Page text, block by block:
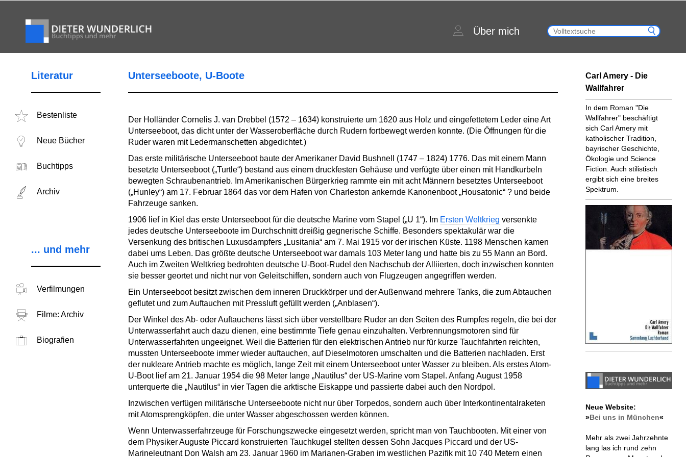
Über mich
Literatur
Bestenliste
Neue Bücher
Buchtipps
Archiv
... und mehr
Verfilmungen
Filme: Archiv
Biografien
Unterseeboote, U-Boote
Der Holländer Cornelis J. van Drebbel (1572 – 1634) konstruierte um 1620 aus Holz und eingefettetem Leder eine Art
Unterseeboot, das dicht unter der Wasseroberfläche durch Rudern fortbewegt werden konnte. (Die Öffnungen für die
Ruder waren mit Ledermanschetten abgedichtet.)
Das erste militärische Unterseeboot baute der Amerikaner David Bushnell (1747 – 1824) 1776. Das mit einem Mann
besetzte Unterseeboot („Turtle“) bestand aus einem druckfesten Gehäuse und verfügte über einen mit Handkurbeln
bewegten Schraubenantrieb. Im Amerikanischen Bürgerkrieg rammte ein mit acht Männern besetztes Unterseeboot
(„Hunley“) am 17. Februar 1864 das vor dem Hafen von Charleston ankernde Kanonenboot „Housatonic“ ? und beide
Fahrzeuge sanken.
1906 lief in Kiel das erste Unterseeboot für die deutsche Marine vom Stapel („U 1“). Im Ersten Weltkrieg versenkte
jedes deutsche Unterseeboote im Durchschnitt dreißig gegnerische Schiffe. Besonders spektakulär war die
Versenkung des britischen Luxusdampfers „Lusitania“ am 7. Mai 1915 vor der irischen Küste. 1198 Menschen kamen
dabei ums Leben. Das größte deutsche Unterseeboot war damals 103 Meter lang und hatte bis zu 55 Mann an Bord.
Auch im Zweiten Weltkrieg bedrohten deutsche U-Boot-Rudel den Nachschub der Alliierten, doch inzwischen konnten
sie besser geortet und nicht nur von Geleitschiffen, sondern auch von Flugzeugen angegriffen werden.
Ein Unterseeboot besitzt zwischen dem inneren Druckkörper und der Außenwand mehrere Tanks, die zum Abtauchen
geflutet und zum Auftauchen mit Pressluft gefüllt werden („Anblasen“).
Der Winkel des Ab- oder Auftauchens lässt sich über verstellbare Ruder an den Seiten des Rumpfes regeln, die bei der
Unterwasserfahrt auch dazu dienen, eine bestimmte Tiefe genau einzuhalten. Verbrennungsmotoren sind für
Unterwasserfahrten ungeeignet. Weil die Batterien für den elektrischen Antrieb nur für kurze Tauchfahrten reichten,
mussten Unterseeboote immer wieder auftauchen, auf Dieselmotoren umschalten und die Batterien nachladen. Erst
der nukleare Antrieb machte es möglich, lange Zeit mit einem Unterseeboot unter Wasser zu bleiben. Als erstes Atom-
U-Boot lief am 21. Januar 1954 die 98 Meter lange „Nautilus“ der US-Marine vom Stapel. Anfang August 1958
unterquerte die „Nautilus“ in vier Tagen die arktische Eiskappe und passierte dabei auch den Nordpol.
Inzwischen verfügen militärische Unterseeboote nicht nur über Torpedos, sondern auch über Interkontinentalraketen
mit Atomsprengköpfen, die unter Wasser abgeschossen werden können.
Wenn Unterwasserfahrzeuge für Forschungszwecke eingesetzt werden, spricht man von Tauchbooten. Mit einer von
dem Physiker Auguste Piccard konstruierten Tauchkugel stellten dessen Sohn Jacques Piccard und der US-
Marineleutnant Don Walsh am 23. Januar 1960 im Marianen-Graben im westlichen Pazifik mit 10 740 Metern einen
Carl Amery - Die
Wallfahrer
In dem Roman "Die
Wallfahrer" beschäftigt
sich Carl Amery mit
katholischer Tradition,
bayrischer Geschichte,
Ökologie und Science
Fiction. Auch stilistisch
ergibt sich eine breites
Spektrum.
Neue Website:
»Bei uns in München«
Mehr als zwei Jahrzehnte
lang las ich rund zehn